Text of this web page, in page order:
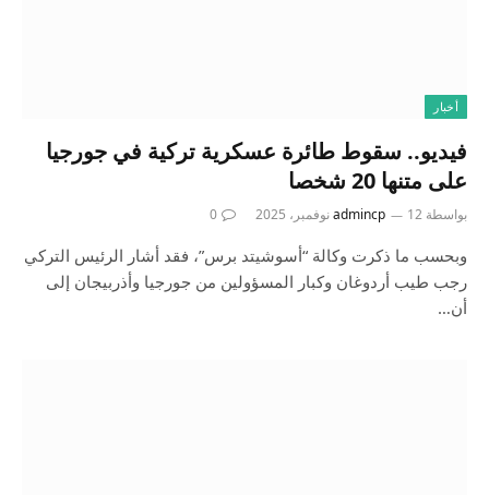
أخبار
فيديو.. سقوط طائرة عسكرية تركية في جورجيا
على متنها 20 شخصا
بواسطة admincp 12 نوفمبر، 2025 0
وبحسب ما ذكرت وكالة “أسوشيتد برس”، فقد أشار الرئيس التركي
رجب طيب أردوغان وكبار المسؤولين من جورجيا وأذربيجان إلى
أن…